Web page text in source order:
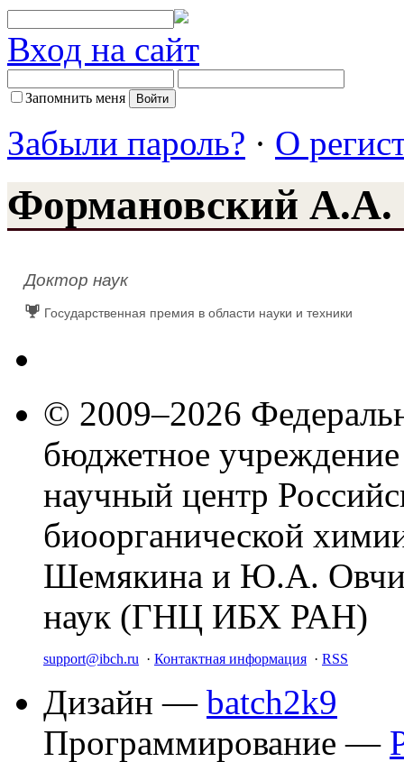
Вход на сайт
Запомнить меня
Забыли пароль? · О
Формановский А.А.
Доктор наук
Государственная премия в области науки и техники
© 2009–2026
бюджетное
научный центр
биоорганической
Шемякина и Ю.А.
наук (ГНЦ ИБХ РАН)
support@ibch.ru · Контактная информация · RSS
Дизайн — batch2k9
Программирование —